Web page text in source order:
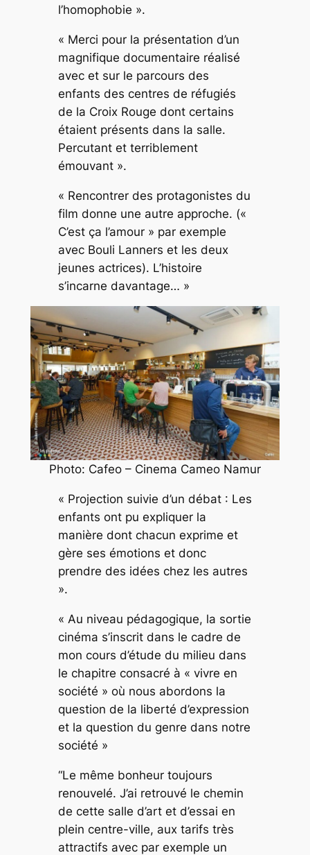
l’homophobie ».
« Merci pour la présentation d’un
magnifique documentaire réalisé
avec et sur le parcours des
enfants des centres de réfugiés
de la Croix Rouge dont certains
étaient présents dans la salle.
Percutant et terriblement
émouvant ».
« Rencontrer des protagonistes du
film donne une autre approche. («
C’est ça l’amour » par exemple
avec Bouli Lanners et les deux
jeunes actrices). L’histoire
s’incarne davantage… »
Photo: Cafeo – Cinema Cameo Namur
« Projection suivie d’un débat : Les
enfants ont pu expliquer la
manière dont chacun exprime et
gère ses émotions et donc
prendre des idées chez les autres
».
« Au niveau pédagogique, la sortie
cinéma s’inscrit dans le cadre de
mon cours d’étude du milieu dans
le chapitre consacré à « vivre en
société » où nous abordons la
question de la liberté d’expression
et la question du genre dans notre
société »
“Le même bonheur toujours
renouvelé. J’ai retrouvé le chemin
de cette salle d’art et d’essai en
plein centre-ville, aux tarifs très
attractifs avec par exemple un